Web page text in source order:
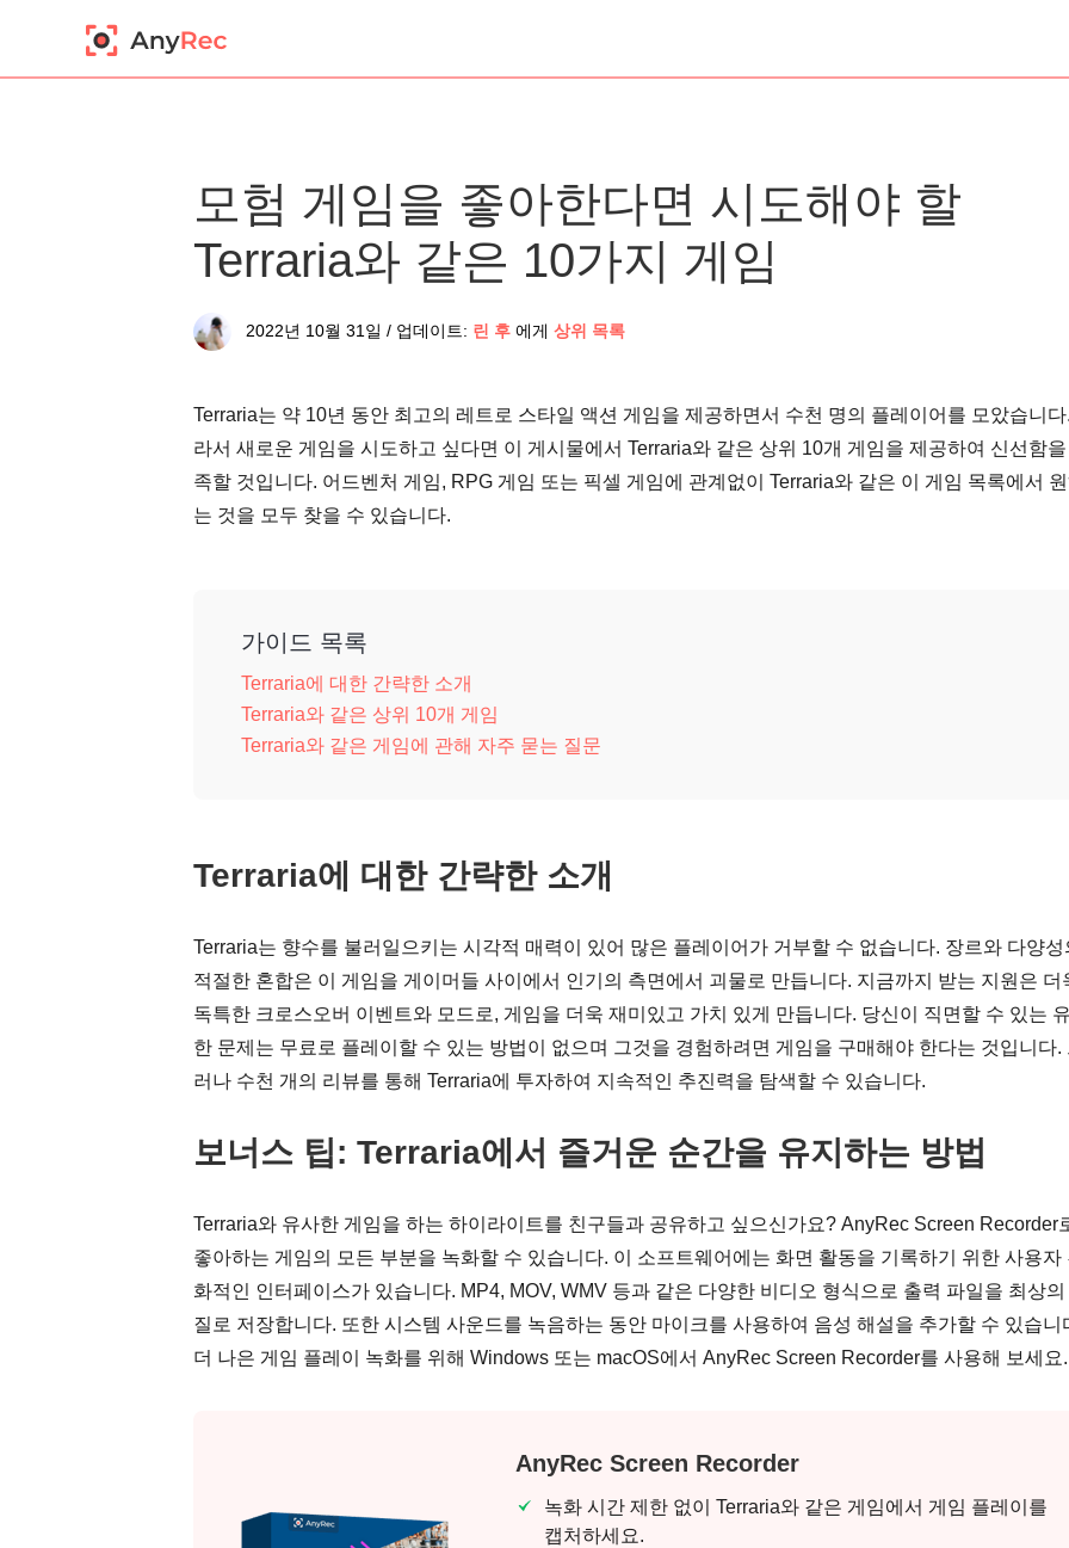
모험 게임을 좋아한다면 시도해야 할
Terraria와 같은 10가지 게임
2022년 10월 31일 / 업데이트: 린 후 에게 상위 목록
Terraria는 약 10년 동안 최고의 레트로 스타일 액션 게임을 제공하면서 수천 명의 플레이어를 모았습니
라서 새로운 게임을 시도하고 싶다면 이 게시물에서 Terraria와 같은 상위 10개 게임을 제공하여 신선함
족할 것입니다. 어드벤처 게임, RPG 게임 또는 픽셀 게임에 관계없이 Terraria와 같은 이 게임 목록에서
는 것을 모두 찾을 수 있습니다.
가이드 목록
Terraria에 대한 간략한 소개
Terraria와 같은 상위 10개 게임
Terraria와 같은 게임에 관해 자주 묻는 질문
Terraria에 대한 간략한 소개
Terraria는 향수를 불러일으키는 시각적 매력이 있어 많은 플레이어가 거부할 수 없습니다. 장르와 다양성
적절한 혼합은 이 게임을 게이머들 사이에서 인기의 측면에서 괴물로 만듭니다. 지금까지 받는 지원은 더
독특한 크로스오버 이벤트와 모드로, 게임을 더욱 재미있고 가치 있게 만듭니다. 당신이 직면할 수 있는
한 문제는 무료로 플레이할 수 있는 방법이 없으며 그것을 경험하려면 게임을 구매해야 한다는 것입니다.
러나 수천 개의 리뷰를 통해 Terraria에 투자하여 지속적인 추진력을 탐색할 수 있습니다.
보너스 팁: Terraria에서 즐거운 순간을 유지하는 방법
Terraria와 유사한 게임을 하는 하이라이트를 친구들과 공유하고 싶으신가요? AnyRec Screen Recorder
좋아하는 게임의 모든 부분을 녹화할 수 있습니다. 이 소프트웨어에는 화면 활동을 기록하기 위한 사용자
화적인 인터페이스가 있습니다. MP4, MOV, WMV 등과 같은 다양한 비디오 형식으로 출력 파일을 최상의
질로 저장합니다. 또한 시스템 사운드를 녹음하는 동안 마이크를 사용하여 음성 해설을 추가할 수 있습니
더 나은 게임 플레이 녹화를 위해 Windows 또는 macOS에서 AnyRec Screen Recorder를 사용해 보세요.
AnyRec Screen Recorder
녹화 시간 제한 없이 Terraria와 같은 게임에서 게임 플레이를
캡처하세요.